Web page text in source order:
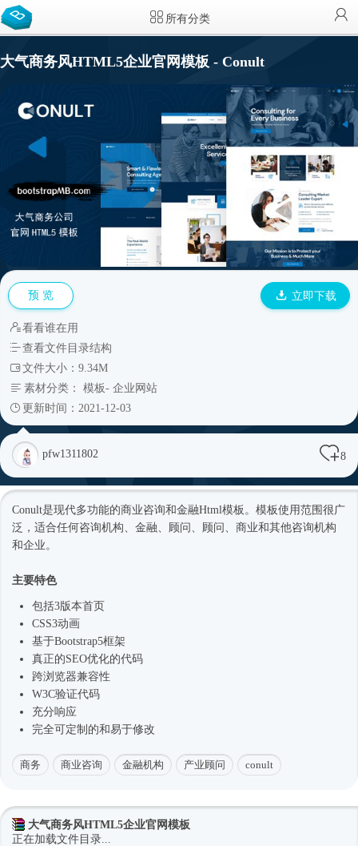
所有分类
大气商务风HTML5企业官网模板 - Conult
预 览 立即下载
看看谁在用
查看文件目录结构
文件大小：9.34M
素材分类： 模板- 企业网站
更新时间：2021-12-03
pfw1311802 8
Conult是现代多功能的商业咨询和金融Html模板 。模板使用范围很广
泛，适合任何咨询机构、金融、顾问、顾问、商业和其他咨询机构
和企业。
主要特色
包括3版本首页
CSS3动画
基于Bootstrap5框架
真正的SEO优化的代码
跨浏览器兼容性
W3C验证代码
充分响应
完全可定制的和易于修改
商务 商业咨询 金融机构 产业顾问 conult
大气商务风HTML5企业官网模板
正在加载文件目录...